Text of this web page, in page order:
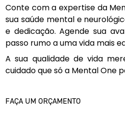
Conte com a expertise da
sua saúde mental e
e dedicação. Agende sua
passo rumo a uma vida mais
A sua qualidade de vida
cuidado que só a Mental One
FAÇA UM ORÇAMENTO